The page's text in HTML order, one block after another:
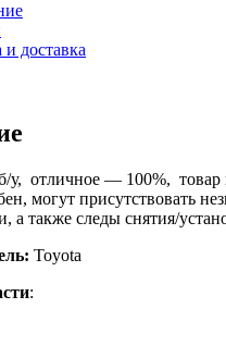
доставка
у, отличное — 100%, товар
могут присутствовать
а также следы снятия/
Toyota
: